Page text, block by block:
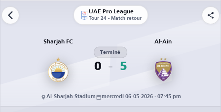
UAE Pro League
Tour 24 - Match retour
Sharjah FC
0
Terminé
5
Al-Ain
Al-Sharjah Stadium mercredi 06-05-2026 · 07:45 pm